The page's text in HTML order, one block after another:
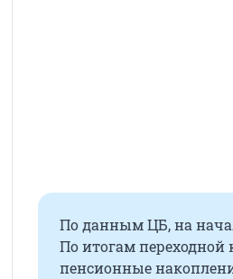
По данным ЦБ, на
По итогам переходной
пенсионные